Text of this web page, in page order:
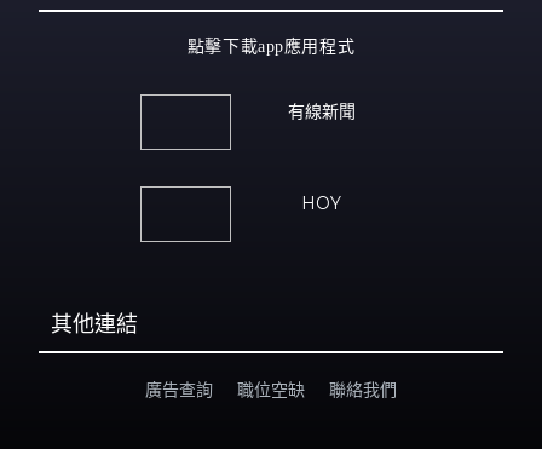
點擊下載app應用程式
有線新聞
HOY
其他連結
廣告查詢 職位空缺 聯絡我們